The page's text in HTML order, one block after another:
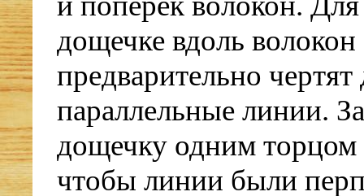
дощечке вдоль волокон
предварительно чертят
параллельные линии.
дощечку одним торцом
чтобы линии были